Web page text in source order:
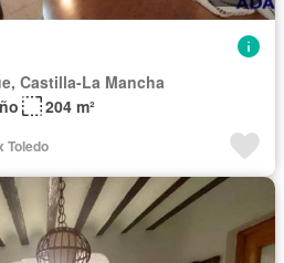
Castilla-La Mancha
204 m²
Toledo